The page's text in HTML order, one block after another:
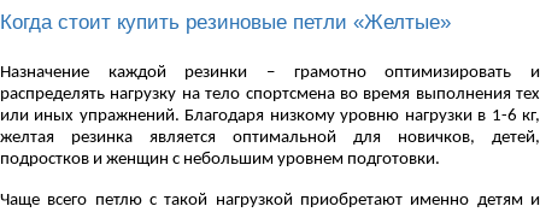
Когда стоит купить резиновые петли «Желтые»
Назначение каждой резинки – грамотно оптимизировать и
распределять нагрузку на тело спортсмена во время выполнения тех
или иных упражнений. Благодаря низкому уровню нагрузки в 1-6 кг,
желтая резинка является оптимальной для новичков, детей,
подростков и женщин с небольшим уровнем подготовки.
Чаще всего петлю с такой нагрузкой приобретают именно детям и